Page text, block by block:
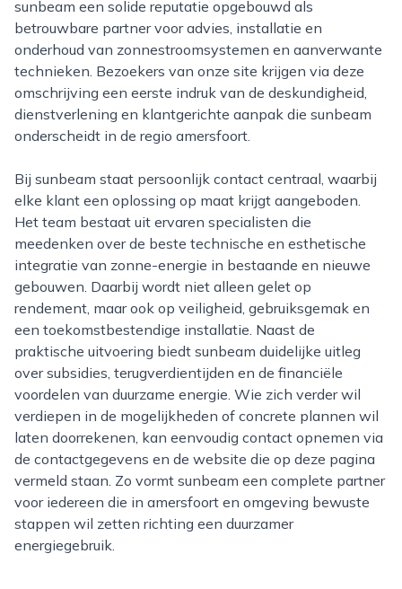
sunbeam een solide reputatie opgebouwd als
betrouwbare partner voor advies, installatie en
onderhoud van zonnestroomsystemen en aanverwante
technieken. Bezoekers van onze site krijgen via deze
omschrijving een eerste indruk van de deskundigheid,
dienstverlening en klantgerichte aanpak die sunbeam
onderscheidt in de regio amersfoort.
Bij sunbeam staat persoonlijk contact centraal, waarbij
elke klant een oplossing op maat krijgt aangeboden.
Het team bestaat uit ervaren specialisten die
meedenken over de beste technische en esthetische
integratie van zonne-energie in bestaande en nieuwe
gebouwen. Daarbij wordt niet alleen gelet op
rendement, maar ook op veiligheid, gebruiksgemak en
een toekomstbestendige installatie. Naast de
praktische uitvoering biedt sunbeam duidelijke uitleg
over subsidies, terugverdientijden en de financiële
voordelen van duurzame energie. Wie zich verder wil
verdiepen in de mogelijkheden of concrete plannen wil
laten doorrekenen, kan eenvoudig contact opnemen via
de contactgegevens en de website die op deze pagina
vermeld staan. Zo vormt sunbeam een complete partner
voor iedereen die in amersfoort en omgeving bewuste
stappen wil zetten richting een duurzamer
energiegebruik.